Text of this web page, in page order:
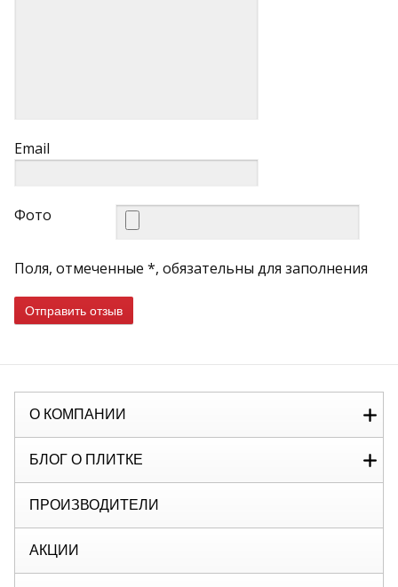
Email
Фото
Поля, отмеченные *, обязательны для заполнения
Отправить отзыв
О КОМПАНИИ
БЛОГ О ПЛИТКЕ
ПРОИЗВОДИТЕЛИ
АКЦИИ